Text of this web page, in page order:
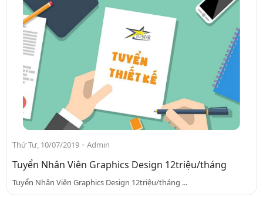
Thứ Tư, 10/07/2019 - Admin
Tuyển Nhân Viên Graphics Design 12triệu/tháng
Tuyển Nhân Viên Graphics Design 12triệu/tháng ...